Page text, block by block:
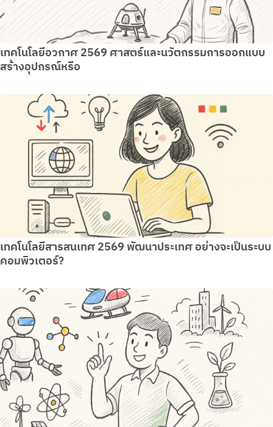
เทคโนโลยีอวกาศ 2569 ศาสตร์และนวัตกรรมการออกแบบ
สร้างอุปกรณ์หรือ
เทคโนโลยีสารสนเทศ 2569 พัฒนาประเทศ อย่างจะเป็นระบบ
คอมพิวเตอร์?